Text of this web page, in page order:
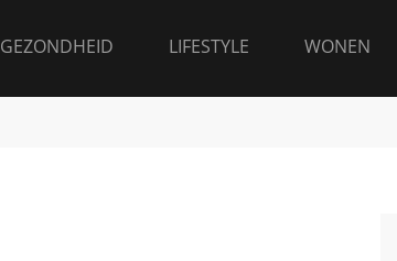
GEZONDHEID LIFESTYLE WONEN